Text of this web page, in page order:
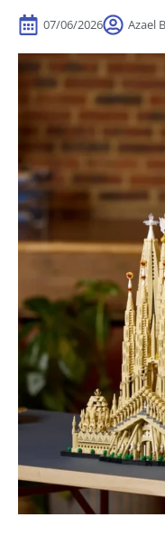
07/06/2026 Azael